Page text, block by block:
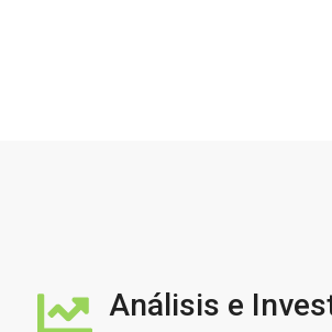
Análisis e